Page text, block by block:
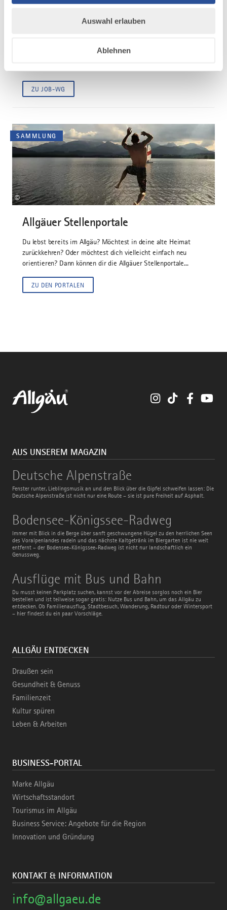
Auswahl erlauben
Ablehnen
©
Job-WG Allgäu
30 Jobs, 30 Allgäuer Unternehmen und 3 Jobhopperinnen. Die
ZU JOB-WG
SAMMLUNG
©
Allgäuer Stellenportale
Du lebst bereits im Allgäu? Möchtest in deine alte Heimat
zurückkehren? Oder möchtest dich vielleicht einfach neu
orientieren? Dann können dir die Allgäuer Stellenportale...
ZU DEN PORTALEN
InstagramTikTok
AUS UNSEREM MAGAZIN
Deutsche Alpenstraße
Fenster runter, Lieblingsmusik an und den Blick über die Gipfel schweifen lassen: Die
Deutsche Alpenstraße ist nicht nur eine Route – sie ist pure Freiheit auf Asphalt.
Deutsche
Alpenstraße
Bodensee-Königssee-Radweg
Immer mit Blick in die Berge über sanft geschwungene Hügel zu den herrlichen Seen
des Voralpenlandes radeln und das nächste Kaltgetränk im Biergarten ist nie weit
entfernt – der Bodensee-Königssee-Radweg ist nicht nur landschaftlich ein
Genussweg.
Bodensee-
Königssee-
Radweg
Ausflüge mit Bus und Bahn
Du musst keinen Parkplatz suchen, kannst vor der Abreise sorglos noch ein Bier
bestellen und ist teilweise sogar gratis: Nutze Bus und Bahn, um das Allgäu zu
entdecken. Ob Familienausflug, Stadtbesuch, Wanderung, Radtour oder Wintersport
– hier findest du ein paar Vorschläge.
Ausflüge
mit
Bus
und
Bahn
ALLGÄU ENTDECKEN
Draußen sein
Gesundheit & Genuss
Familienzeit
Kultur spüren
Leben & Arbeiten
BUSINESS-PORTAL
Marke Allgäu
Wirtschaftsstandort
Tourismus im Allgäu
Business Service: Angebote für die Region
Innovation und Gründung
KONTAKT & INFORMATION
info@allgaeu.de